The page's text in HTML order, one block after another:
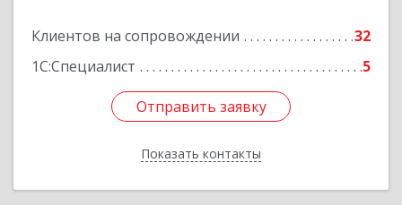
Клиентов на сопровождении
32
1С:Специалист
5
Отправить заявку
Показать контакты
Отправить заявку
Назад